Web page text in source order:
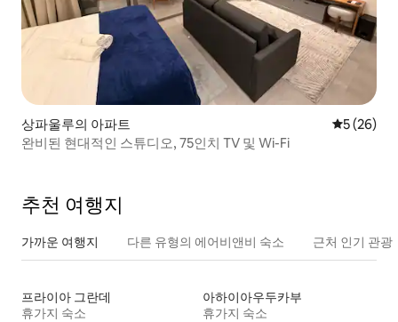
상파울루의 아파트 평점 5점(5
5 (26)
완비된 현대적인 스튜디오, 75인치 TV 및 Wi-Fi
추천 여행지
가까운 여행지 다른 유형의 에어비앤비 숙소 근처 인기 관광
프라이아 그란데
휴가지 숙소
아하이아우두카부
휴가지 숙소